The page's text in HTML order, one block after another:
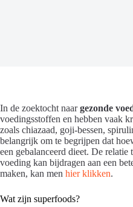
In de zoektocht naargezonde
voedingsstoffen en hebben vaak
zoals chiazaad, goji-bessen,
belangrijk om te begrijpen dat
een gebalanceerd dieet. De relatie
voeding kan bijdragen aan een
maken, kan men hier klikken.
Wat zijn superfoods?